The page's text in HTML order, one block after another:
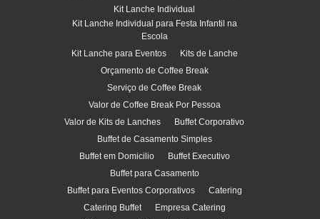
Kit Lanche Individual
Kit Lanche Individual para Festa Infantil na
Escola
Kit Lanche para Eventos
Kits de Lanche
Orçamento de Coffee Break
Serviço de Coffee Break
Valor de Coffee Break Por Pessoa
Valor de Kits de Lanches
Buffet Corporativo
Buffet de Casamento Simples
Buffet em Domicilio
Buffet Executivo
Buffet para Casamento
Buffet para Eventos Corporativos
Catering
Catering Buffet
Empresa Catering